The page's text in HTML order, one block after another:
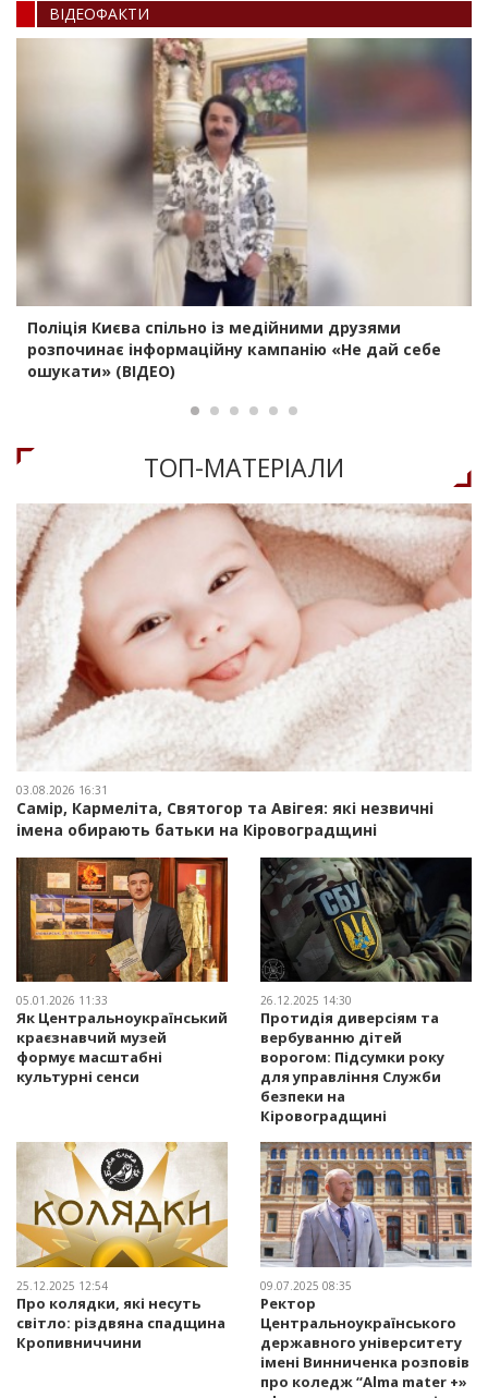
ВIДЕОФАКТИ
Поліція Києва спільно із медійними друзями
розпочинає інформаційну кампанію «Не дай себе
ошукати» (ВІДЕО)
ТОП-МАТЕРIАЛИ
03.08.2026 16:31
Самір, Кармеліта, Святогор та Авігея: які незвичні
імена обирають батьки на Кіровоградщині
05.01.2026 11:33
Як Центральноукраїнський
краєзнавчий музей
формує масштабні
культурні сенси
26.12.2025 14:30
Протидія диверсіям та
вербуванню дітей
ворогом: Підсумки року
для управління Служби
безпеки на
Кіровоградщині
25.12.2025 12:54
Про колядки, які несуть
світло: різдвяна спадщина
Кропивниччини
09.07.2025 08:35
Ректор
Центральноукраїнського
державного університету
імені Винниченка розповів
про коледж “Alma mater +»